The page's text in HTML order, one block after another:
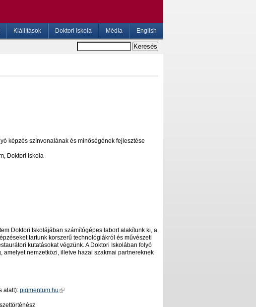
Kiállítások Doktori Iskola Média English
képzés színvonalának és minőségének fejlesztése
Doktori Iskola
Doktori Iskolájában számítógépes labort alakítunk ki, a
tartunk korszerű technológiákról és művészeti
kutatásokat végzünk. A Doktori Iskolában folyó
nemzetközi, illetve hazai szakmai partnereknek
alatt): pigmentum.hu